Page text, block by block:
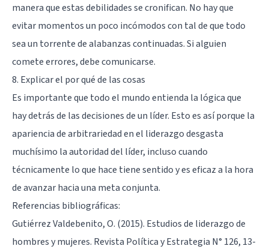
manera que estas debilidades se cronifican. No hay que
evitar momentos un poco incómodos con tal de que todo
sea un torrente de alabanzas continuadas. Si alguien
comete errores, debe comunicarse.
8. Explicar el por qué de las cosas
Es importante que todo el mundo entienda la lógica que
hay detrás de las decisiones de un líder. Esto es así porque la
apariencia de arbitrariedad en el liderazgo desgasta
muchísimo la autoridad del líder, incluso cuando
técnicamente lo que hace tiene sentido y es eficaz a la hora
de avanzar hacia una meta conjunta.
Referencias bibliográficas:
Gutiérrez Valdebenito, O. (2015). Estudios de liderazgo de
hombres y mujeres. Revista Política y Estrategia N° 126, 13-